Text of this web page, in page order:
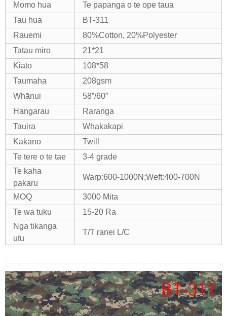
Momo hua
Te papanga o te ope taua
Tau hua
BT-311
Rauemi
80%Cotton, 20%Polyester
Tatau miro
21*21
Kiato
108*58
Taumaha
208gsm
Whānui
58”/60”
Hangarau
Raranga
Tauira
Whakakapi
Kakano
Twill
Te tere o te tae
3-4 grade
Te kaha
pakaru
Warp:600-1000N;Weft:400-700N
MOQ
3000 Mita
Te wa tuku
15-20 Ra
Nga tikanga
utu
T/T ranei L/C